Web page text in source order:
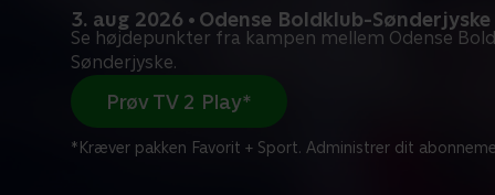
3. aug 2026 • Odense Boldklub-Sønderjyske
Se højdepunkter fra kampen mellem Odense
Sønderjyske.
Prøv TV 2 Play*
*Kræver pakken Favorit + Sport. Administrer dit